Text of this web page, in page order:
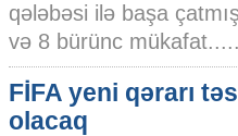
qələbəsi ilə başa
və 8 bürünc
FİFA yeni qərarı
olacaq